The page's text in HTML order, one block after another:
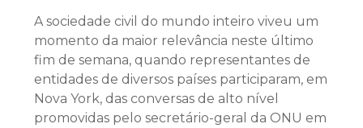
A sociedade civil do mundo inteiro viveu um
momento da maior relevância neste último
fim de semana, quando representantes de
entidades de diversos países participaram, em
Nova York, das conversas de alto nível
promovidas pelo secretário-geral da ONU em